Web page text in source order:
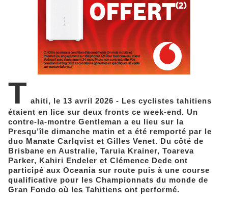
T ahiti, le 13 avril 2026 - Les cyclistes tahitiens
étaient en lice sur deux fronts ce week-end. Un
contre-la-montre Gentleman a eu lieu sur la
Presqu’île dimanche matin et a été remporté par le
duo Manate Carlqvist et Gilles Venet. Du côté de
Brisbane en Australie, Taruia Krainer, Toareva
Parker, Kahiri Endeler et Clémence Dede ont
participé aux Oceania sur route puis à une course
qualificative pour les Championnats du monde de
Gran Fondo où les Tahitiens ont performé.